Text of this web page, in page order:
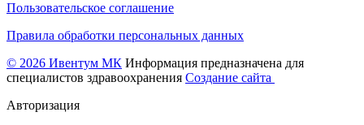
Пользовательское соглашение
Правила обработки персональных данных
© 2026 Ивентум МК Информация предназначена для
специалистов здравоохранения Создание сайта
Авторизация